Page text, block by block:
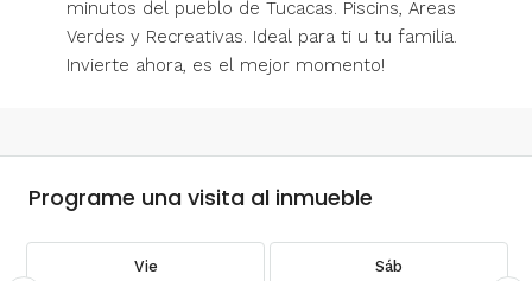
minutos del pueblo de Tucacas. Piscins, Areas
Verdes y Recreativas. Ideal para ti u tu familia.
Invierte ahora, es el mejor momento!
Programe una visita al inmueble
Vie Sáb